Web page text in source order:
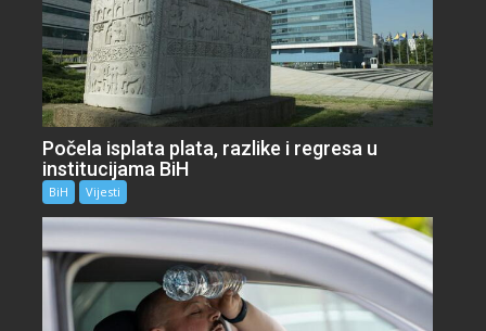
Počela isplata plata, razlike i regresa u
institucijama BiH
BiH Vijesti